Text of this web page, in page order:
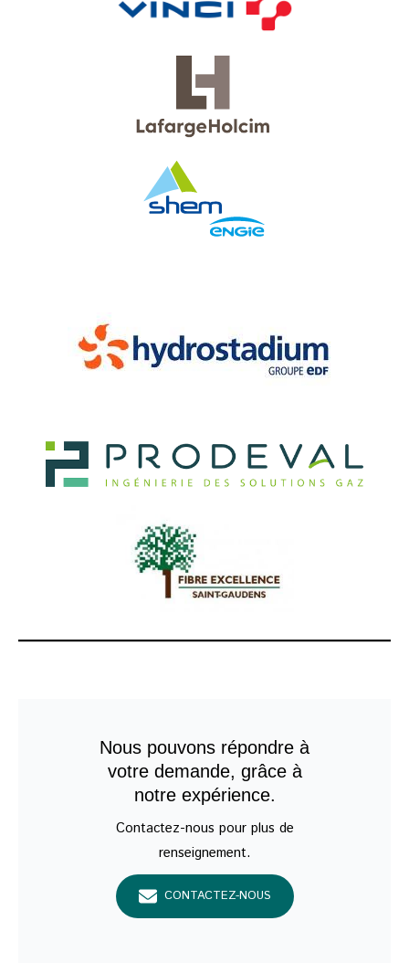
Nous pouvons répondre à
votre demande, grâce à
notre expérience.
Contactez-nous pour plus de
renseignement.
CONTACTEZ-NOUS